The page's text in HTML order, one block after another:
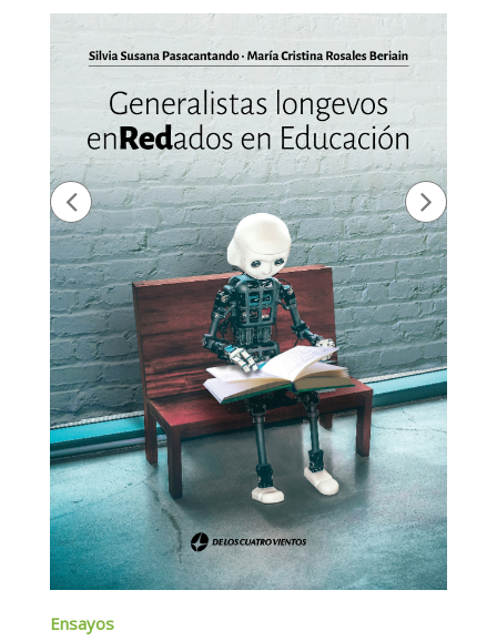
Ensayos